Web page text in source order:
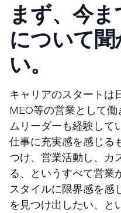
まず、今
について
い。
キャリアのスタートは
MEO等の営業として
ムリーダーも経験して
仕事に充実感を感じる
つけ、営業活動し、カ
る、というすべて営業
スタイルに限界感を感
を見つけ出したい、と